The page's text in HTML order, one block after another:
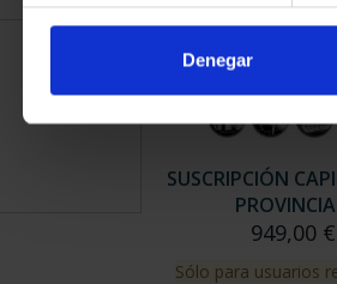
Denegar
SUSCRIPCIÓN
949,00 €
Sólo para usuarios